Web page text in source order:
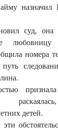
назначил
суд,
номера
детей.